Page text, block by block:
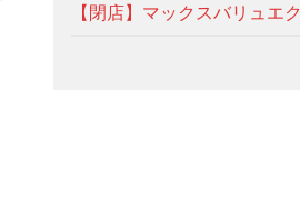
【閉店】マックスバリュエ